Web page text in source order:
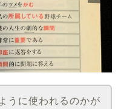
うに使われるのかが